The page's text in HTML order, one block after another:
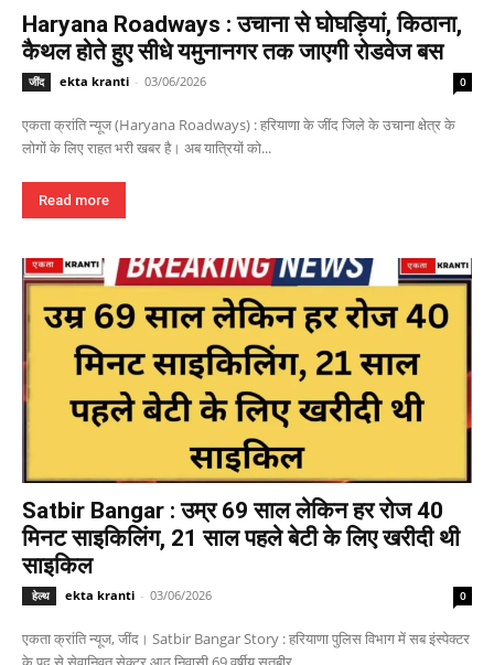
Haryana Roadways : उचाना से घोघड़ियां, किठाना,
कैथल होते हुए सीधे यमुनानगर तक जाएगी रोडवेज बस
जींद ekta kranti - 03/06/2026 0
एकता क्रांति न्यूज (Haryana Roadways) : हरियाणा के जींद जिले के उचाना क्षेत्र के
लोगों के लिए राहत भरी खबर है। अब यात्रियों को...
Read more
Satbir Bangar : उम्र 69 साल लेकिन हर रोज 40
मिनट साइकिलिंग, 21 साल पहले बेटी के लिए खरीदी थी
साइकिल
हेल्थ ekta kranti - 03/06/2026 0
एकता क्रांति न्यूज, जींद। Satbir Bangar Story : हरियाणा पुलिस विभाग में सब इंस्पेक्टर